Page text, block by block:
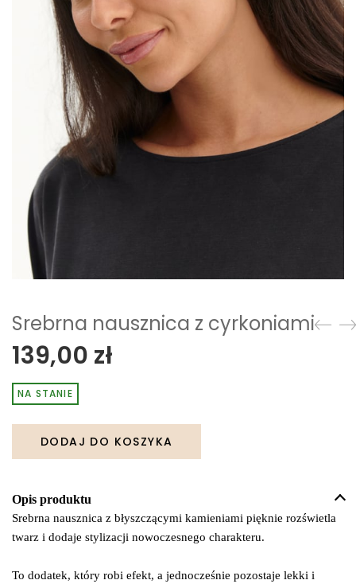
Srebrna nausznica z cyrkoniami
139,00 zł
NA STANIE
DODAJ DO KOSZYKA
Opis produktu
Srebrna nausznica z błyszczącymi kamieniami pięknie rozświetla
twarz i dodaje stylizacji nowoczesnego charakteru.
To dodatek, który robi efekt, a jednocześnie pozostaje lekki i